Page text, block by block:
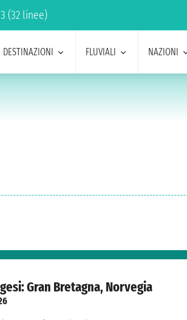
(32 linee)
DESTINAZIONI FLUVIALI NAZIONI
Gran Bretagna, Norvegia